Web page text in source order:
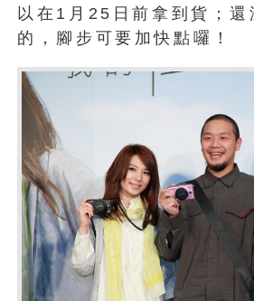
以在1月25日前拿到貨；還
的，腳步可要加快點囉！